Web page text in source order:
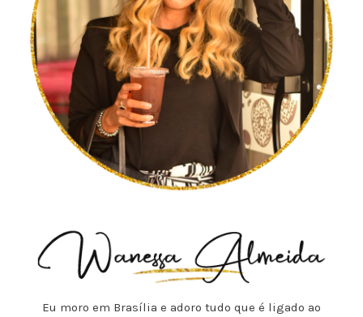
Eu moro em Brasília e adoro tudo que é ligado ao